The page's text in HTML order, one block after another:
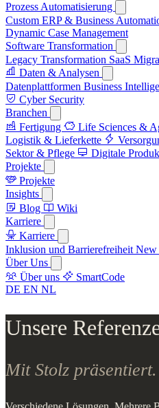
Prozess Automatisierung
Custom ERP & Business
Dynamic Case Management
Software Transformation
Legacy Transformation SaaS
Daten & Analysen
Datenplattformen Business
Cyber Security
Branchen
Fertigung
Life Sciences &
Logistik & Lieferkette
Sektor & Pflege
Digitale
Projekte
Projekte
Insights
Blog
Wiki
Karriere
Karriere
Inklusion und Barrierefreiheit New
Über Uns
Über uns
SmartCode
DE EN NL
Unsere
Mit Stolz präsentiert.